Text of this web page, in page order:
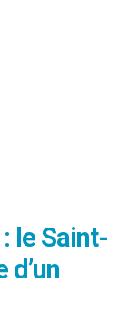
le Saint-
d’un